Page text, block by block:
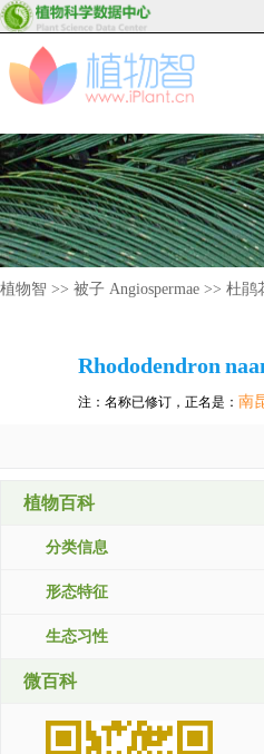
植物智 >> 被子 Angiospermae >> 杜鹃
Rhododendron
注：名称已修订，正名是： 南
植物百科
分类信息
形态特征
生态习性
微百科